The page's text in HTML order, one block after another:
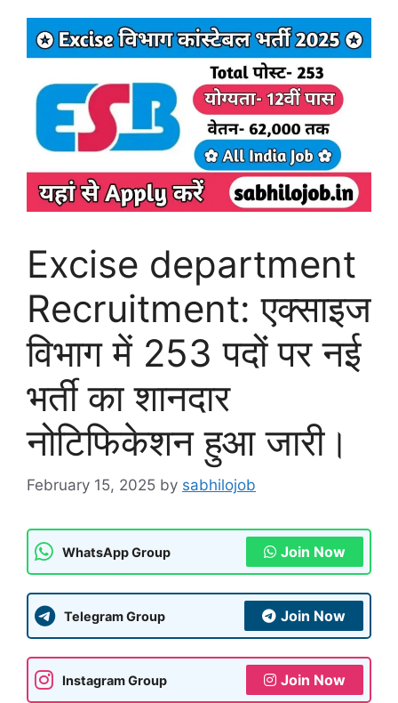
Excise department
Recruitment: एक्साइज
विभाग में 253 पदों पर नई
भर्ती का शानदार
नोटिफिकेशन हुआ जारी।
February 15, 2025 by sabhilojob
WhatsApp Group Join Now
Telegram Group Join Now
Instagram Group Join Now